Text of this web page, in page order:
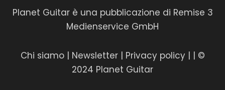
Planet Guitar è una pubblicazione di Remise 3
Medienservice GmbH
Chi siamo| Newsletter | Privacy policy| | ©
2024 Planet Guitar